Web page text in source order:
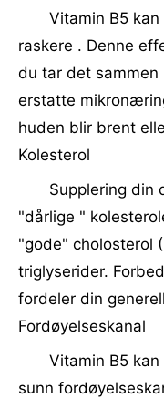
Vitamin B5
raskere . Denne
du tar det sammen
erstatte
huden blir brent
Kolesterol
Supplering din
"dårlige "
"gode" cholosterol
triglyserider.
fordeler din
Fordøyelseskanal
Vitamin B5
sunn